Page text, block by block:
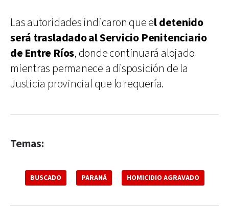
Las autoridades indicaron que el detenido
será trasladado al Servicio Penitenciario
de Entre Ríos, donde continuará alojado
mientras permanece a disposición de la
Justicia provincial que lo requería.
Temas:
BUSCADO PARANÁ HOMICIDIO AGRAVADO